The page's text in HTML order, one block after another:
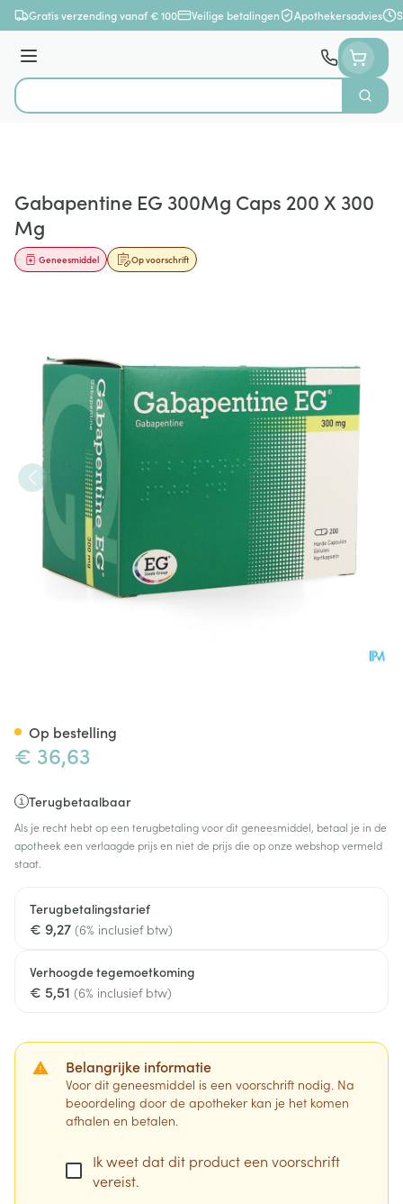
Ga naar de inhoud
Gratis verzending vanaf € 100 Veilige betalingen Apothekersadvies
Menu
Product, merk, categorie...
Zoek
Gabapentine EG 300Mg Caps 200 X 300
Mg
Op voorschrift
Geneesmiddel
€ 36,63
Terugbetaalbaar
Als je recht hebt op een terugbetaling voor dit geneesmiddel, betaal je in de
apotheek een verlaagde prijs en niet de prijs die op onze webshop vermeld
staat.
Terugbetalingstarief
€ 9,27 (6% inclusief btw)
Verhoogde tegemoetkoming
€ 5,51 (6% inclusief btw)
Belangrijke informatie
Voor dit geneesmiddel is een voorschrift nodig. Na
beoordeling door de apotheker kan je het komen
afhalen en betalen.
Ik weet dat dit product een voorschrift
vereist.
Op bestelling